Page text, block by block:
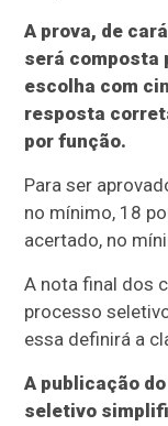
A prova, de
será composta
escolha com
resposta
por função.
Para ser
no mínimo, 18
acertado, no
A nota final dos
processo
essa definirá a
A publicação
seletivo